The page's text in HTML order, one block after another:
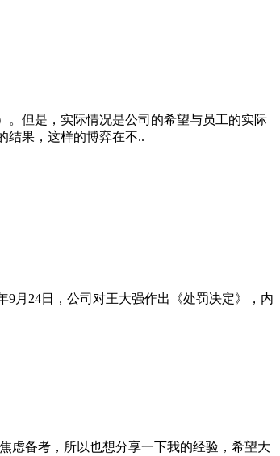
。但是，实际情况是公司的希望与员工的实际
结果，这样的博弈在不..
9月24日，公司对王大强作出《处罚决定》，内
虑备考，所以也想分享一下我的经验，希望大